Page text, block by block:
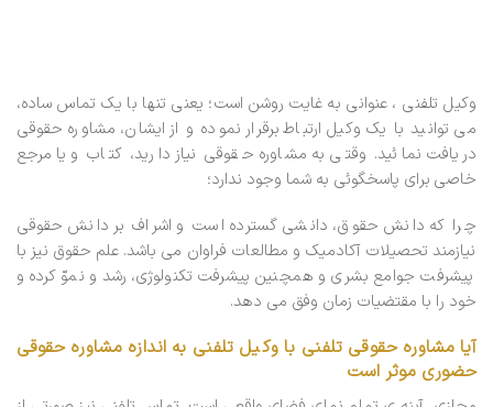
وکیل تلفنی ، عنوانی به غایت روشن است؛ یعنی تنها با یک تماس ساده،
می­ توانید با یک وکیل ارتباط برقرار نموده و از ایشان، مشاوره حقوقی
دریافت نمائید. وقتی به مشاوره حقوقی نیاز دارید، کتاب و یا مرجع
خاصی برای پاسخگوئی به شما وجود ندارد؛
چرا که دانش حقوق، دانشی گسترده است و اشراف بر دانش حقوقی
نیازمند تحصیلات آکادمیک و مطالعات فراوان می ­باشد. علم حقوق نیز با
پیشرفت جوامع بشری و همچنین پیشرفت تکنولوژی، رشد و نموّ کرده و
خود را با مقتضیات زمان وفق می­ دهد.
آیا مشاوره حقوقی تلفنی با وکیل تلفنی به اندازه مشاوره حقوقی
حضوری موثر است